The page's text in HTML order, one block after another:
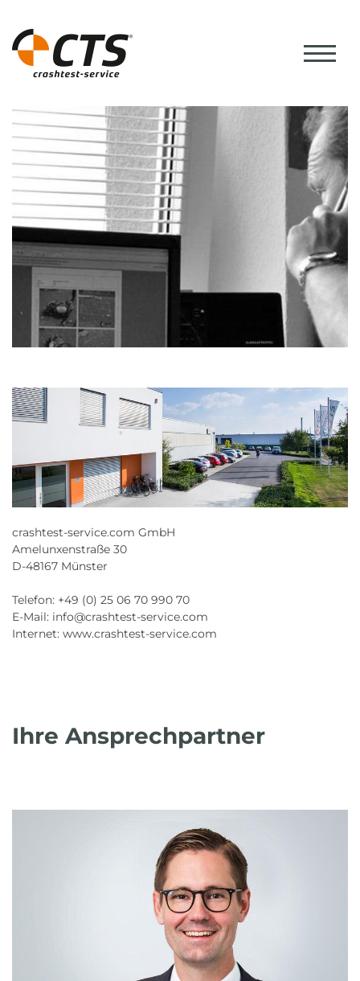
crashtest-service.com GmbH
Amelunxenstraße 30
D-48167 Münster
Telefon: +49 (0) 25 06 70 990 70
E-Mail: info@crashtest-service.com
Internet: www.crashtest-service.com
Ihre Ansprechpartner